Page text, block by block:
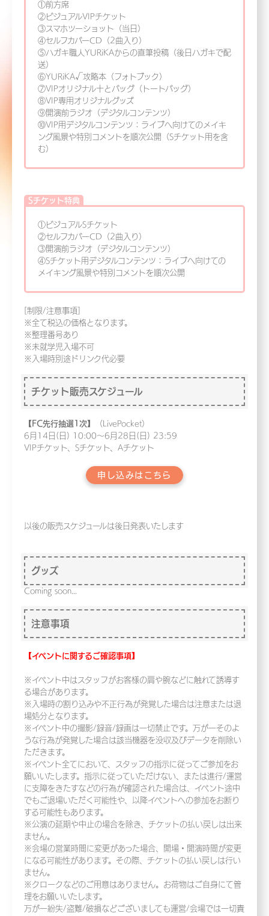
①前方席
②ビジュアルVIPチケット
③スマホツーショット（当日）
④セルフカバーCD（2曲入り）
⑤ハガキ職人YURiKAからの直筆投稿（後日ハガキで配
送）
⑥YURiKA√攻略本（フォトブック）
⑦VIPオリジナル十とバッグ（トートバッグ）
⑧VIP専用オリジナルグッズ
⑨開演前ラジオ（デジタルコンテンツ）
⑩VIP用デジタルコンテンツ：ライブへ向けてのメイキ
ング風景や特別コメントを順次公開（Sチケット用を含
む）
Sチケット特典
①ビジュアルSチケット
②セルフカバーCD（2曲入り）
③開演前ラジオ（デジタルコンテンツ）
④Sチケット用デジタルコンテンツ：ライブへ向けての
メイキング風景や特別コメントを順次公開
[制限/注意事項]
※全て税込の価格となります。
※整理番号あり
※未就学児入場不可
※入場時別途ドリンク代必要
チケット販売スケジュール
【FC先行抽選1次】
（LivePocket）
6月14日(日) 10:00～6月28日(日) 23:59
VIPチケット、Sチケット、Aチケット
申し込みはこちら
以後の販売スケジュールは後日発表いたします
グッズ
Coming soon...
注意事項
【イベントに関するご確認事項】
※イベント中はスタッフがお客様の肩や腕などに触れて誘導す
る場合があります。
※入場時の割り込みや不正行為が発覚した場合は注意または退
場処分となります。
※イベント中の撮影/録音/録画は一切禁止です。万が一そのよ
うな行為が発覚した場合は該当機器を没収及びデータを削除い
ただきます。
※イベント全てにおいて、スタッフの指示に従ってご参加をお
願いいたします。指示に従っていただけない、または進行/運営
に支障をきたすなどの行為が確認された場合は、イベント途中
でもご退場いただく可能性や、以降イベントへの参加をお断り
する可能性もあります。
※公演の延期や中止の場合を除き、チケットの払い戻しは出来
ません。
※会場の営業時間に変更があった場合、開場・開演時間が変更
になる可能性があります。その際、チケットの払い戻しは行い
ません。
※クロークなどのご用意はありません。お荷物はご自身にて管
理をお願いいたします。
万が一紛失/盗難/破損などございましても運営/会場では一切責